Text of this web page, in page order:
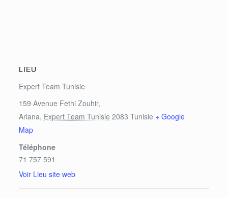
LIEU
Expert Team Tunisie
159 Avenue Fethi Zouhir,
Ariana, Expert Team Tunisie 2083 Tunisie + Google
Map
Téléphone
71 757 591
Voir Lieu site web